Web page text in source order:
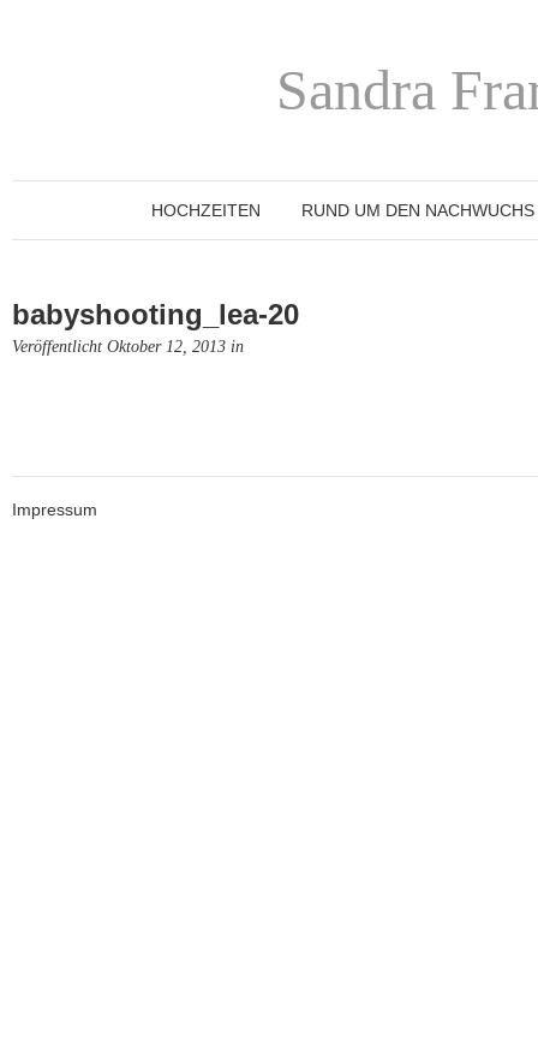
Sandra
HOCHZEITEN RUND UM DEN NACHWUCHS
babyshooting_lea-20
Veröffentlicht Oktober 12, 2013 in
Impressum